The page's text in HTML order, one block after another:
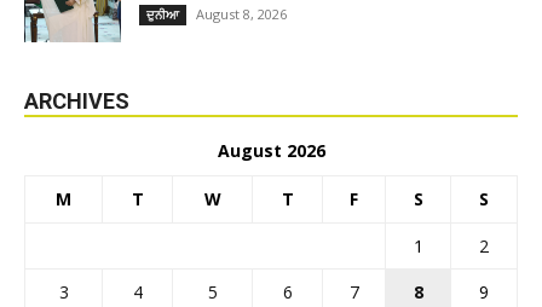
ਦੁਨੀਆ August 8, 2026
ARCHIVES
August 2026
M T W T F S S
1
2
3
4 5 6 7 8
9